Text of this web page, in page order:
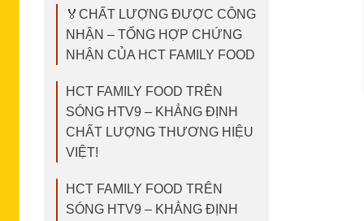
🏅CHẤT LƯỢNG ĐƯỢC CÔNG
NHẬN – TỔNG HỢP CHỨNG
NHẬN CỦA HCT FAMILY FOOD
HCT FAMILY FOOD TRÊN
SÓNG HTV9 – KHẲNG ĐỊNH
CHẤT LƯỢNG THƯƠNG HIỆU
VIỆT!
HCT FAMILY FOOD TRÊN
SÓNG HTV9 – KHẲNG ĐỊNH